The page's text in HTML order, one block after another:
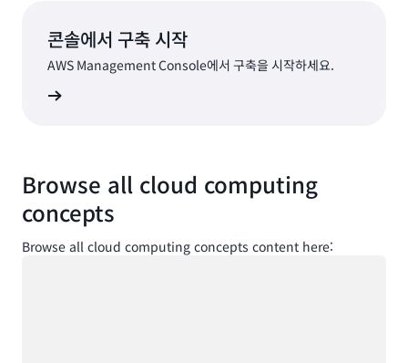
콘솔에서 구축 시작
AWS Management Console에서 구축을 시작하세요.
Browse all cloud computing
concepts
Browse all cloud computing concepts content here: